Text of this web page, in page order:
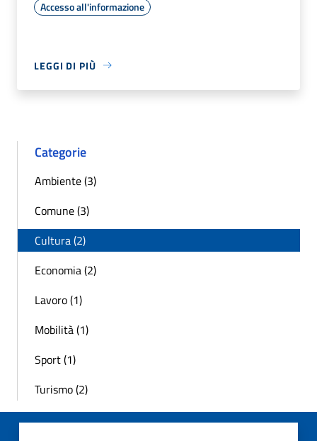
Accesso all'informazione
LEGGI DI PIÙ
Categorie
Ambiente (3)
Comune (3)
Cultura (2)
Economia (2)
Lavoro (1)
Mobilità (1)
Sport (1)
Turismo (2)